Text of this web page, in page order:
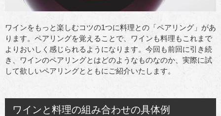
ワインをもっと楽しむコツの1つに料理との「ペアリング」があ
ります。ペアリングを覚えることで、ワインも料理もこれまで
よりおいしく感じられるようになります。今回も前回に引き続
き、ワインのペアリングとはどのようなものなのか、実際に試
して欲しいペアリングとともにご紹介いたします。
ワインと料理の組み合わせの具体例